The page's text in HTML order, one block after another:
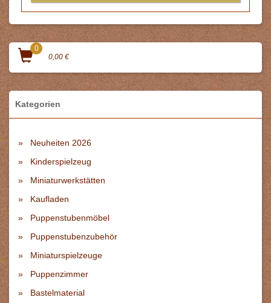
0
0,00 €
Kategorien
Neuheiten 2026
Kinderspielzeug
Miniaturwerkstätten
Kaufladen
Puppenstubenmöbel
Puppenstubenzubehör
Miniaturspielzeuge
Puppenzimmer
Bastelmaterial